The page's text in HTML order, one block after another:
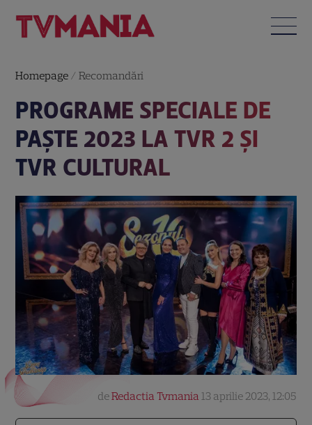
Homepage /Recomandări
PROGRAME SPECIALE DE
PAŞTE 2023 LA TVR 2 ȘI
TVR CULTURAL
deRedactia Tvmania 13 aprilie 2023, 12:05